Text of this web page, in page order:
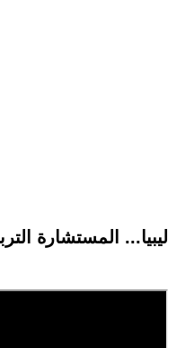
ليبيا... المستشارة